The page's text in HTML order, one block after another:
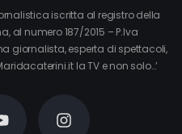
iscritta al registro della
al numero 187/2015 – P.Iva
giornalista, esperta di spettacoli,
la TV e non solo…’